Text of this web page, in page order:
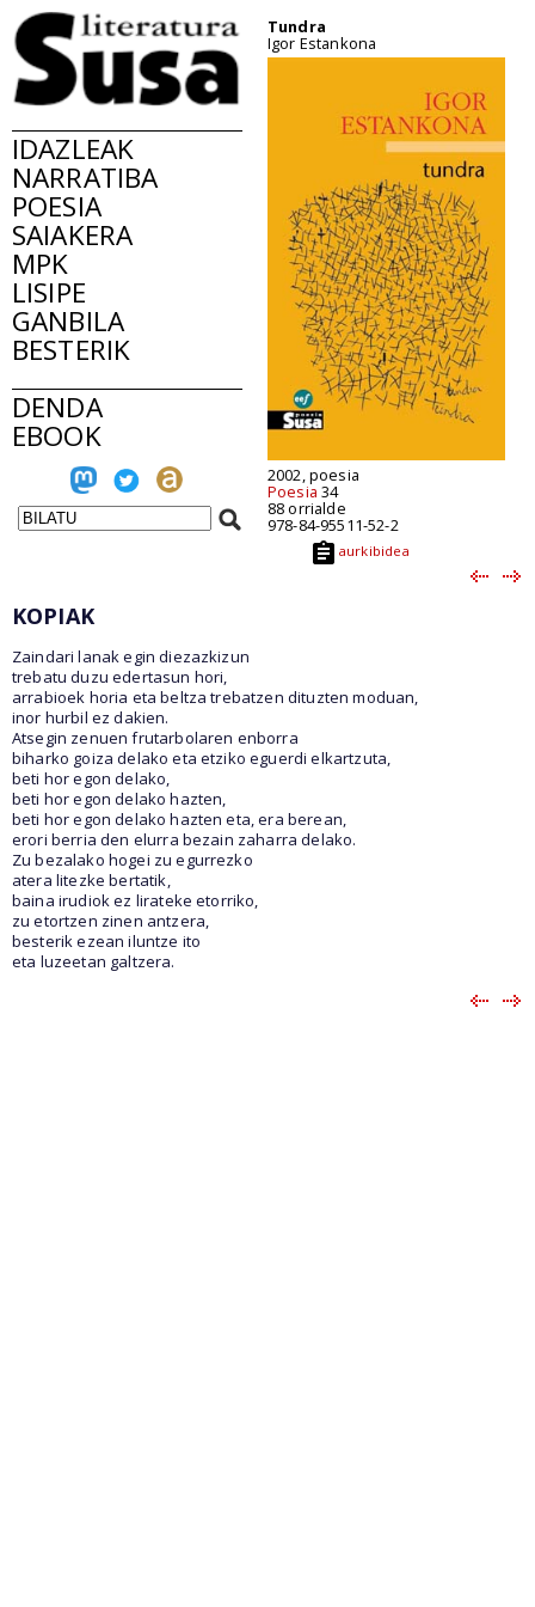
IDAZLEAK
NARRATIBA
POESIA
SAIAKERA
MPK
LISIPE
GANBILA
BESTERIK
DENDA
EBOOK
Tundra
Igor Estankona
2002, poesia
Poesia 34
88 orrialde
978-84-95511-52-2
aurkibidea
KOPIAK
Zaindari lanak egin diezazkizun
trebatu duzu edertasun hori,
arrabioek horia eta beltza trebatzen dituzten moduan,
inor hurbil ez dakien.
Atsegin zenuen frutarbolaren enborra
biharko goiza delako eta etziko eguerdi elkartzuta,
beti hor egon delako,
beti hor egon delako hazten,
beti hor egon delako hazten eta, era berean,
erori berria den elurra bezain zaharra delako.
Zu bezalako hogei zu egurrezko
atera litezke bertatik,
baina irudiok ez lirateke etorriko,
zu etortzen zinen antzera,
besterik ezean iluntze ito
eta luzeetan galtzera.